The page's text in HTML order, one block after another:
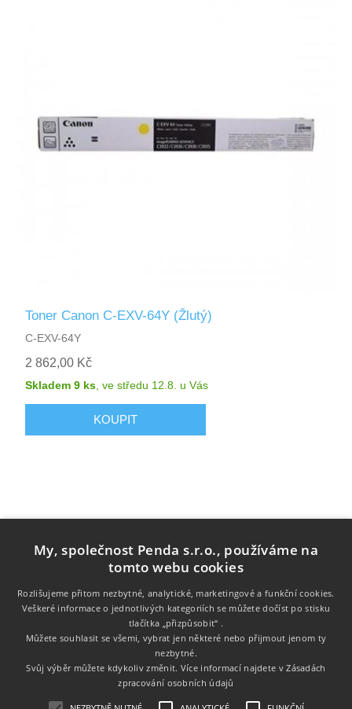
Toner Canon C-EXV-64Y (Žlutý)
C-EXV-64Y
2 862,00 Kč
Skladem 9 ks ,ve středu 12.8. u Vás
Informace
Zákaznický servis
My, společnost Penda s.r.o., používáme na
tomto webu cookies
Rozlišujeme přitom nezbytné, analytické, marketingové a funkční cookies.
Veškeré informace o jednotlivých kategoriích se můžete dočíst po stisku
tlačítka „přizpůsobit“ .
Můžete souhlasit se všemi, vybrat jen některé nebo přijmout jenom ty
nezbytné.
Svůj výběr můžete kdykoliv změnit. Více informací najdete vZásadách
zpracování osobních údajů